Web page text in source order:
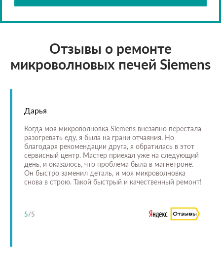
Отзывы о ремонте
микроволновых печей Siemens
Дарья
Когда моя микроволновка Siemens внезапно перестала
разогревать еду, я была на грани отчаяния. Но
благодаря рекомендации друга, я обратилась в этот
сервисный центр. Мастер приехал уже на следующий
день, и оказалось, что проблема была в магнетроне.
Он быстро заменил деталь, и моя микроволновка
снова в строю. Такой быстрый и качественный ремонт!
5/5